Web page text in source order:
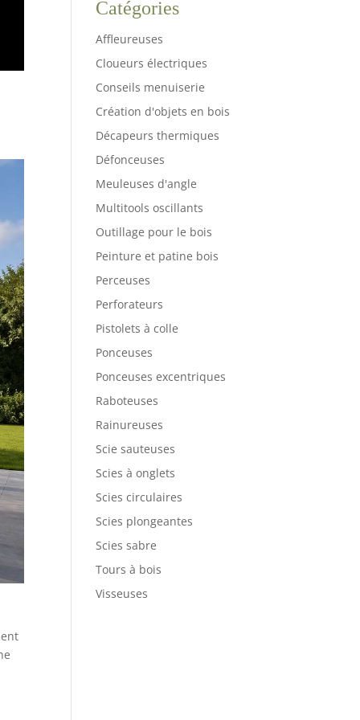
Catégories
Affleureuses
Cloueurs électriques
Conseils menuiserie
Création d'objets en bois
Décapeurs thermiques
Défonceuses
Meuleuses d'angle
Multitools oscillants
Outillage pour le bois
Peinture et patine bois
Perceuses
Perforateurs
Pistolets à colle
Ponceuses
Ponceuses excentriques
Raboteuses
Rainureuses
Scie sauteuses
Scies à onglets
Scies circulaires
Scies plongeantes
Scies sabre
Tours à bois
Visseuses